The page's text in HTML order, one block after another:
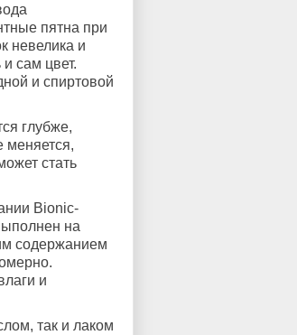
пятна при
невелика и
сам цвет.
и спиртовой
глубже,
меняется,
стать
Bionic-
на
содержанием
и
так и лаком